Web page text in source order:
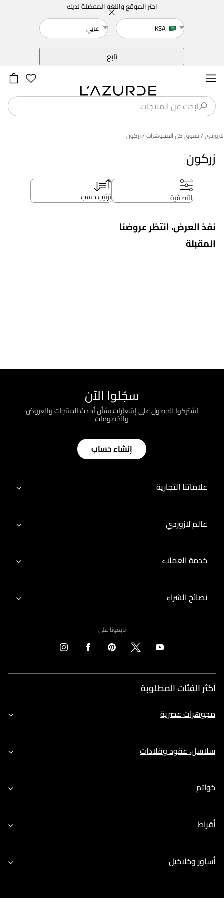
اختر الموقع واللغة المفضلة لديك
KSA
عربي
تابع
زركون
لازوردى/ تسوق كل المجوهرات/ زركون
التصفية ترتيب حسب
نفذ العرض، انتظر عروضنا
المقبلة
سجّلوا الآن
اشتركوا للحصول على إشعارات بشأن أحدث المنتجات والعروض
والخصومات
إنشاء حساب
علاماتنا التجارية
عالم لازوردي
خدمة العملاء
نصائح الشراء
تابعونا على
أكثر الفئات المطلوبة
مجوهرات عصرية
سلاسل، عقود وقلادات
خواتم
أقراط
أساور وخلاخيل